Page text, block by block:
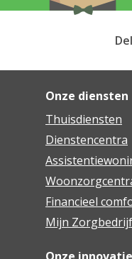
Onze diensten
Thuisdiensten
Dienstencentra
Financieel
Mijn Zorgbedrijf